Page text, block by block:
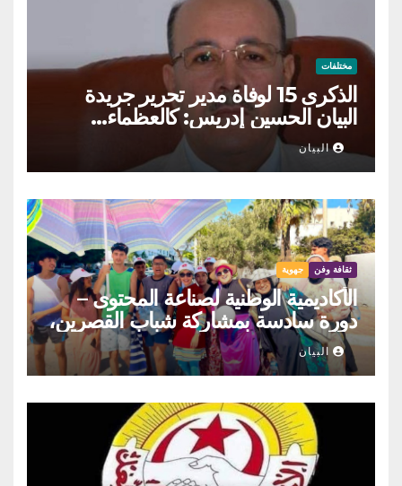
مختلفات
الذكرى 15 لوفاة مدير تحرير جريدة
البيان الحسين إدريس: كالعظماء…
عاش شامخا ورحل واقفا
البيان
ثقافة وفن جهوية
الأكاديمية الوطنية لصناعة المحتوى –
دورة سادسة بمشاركة شباب القصرين،
المنستير والمهدية
البيان